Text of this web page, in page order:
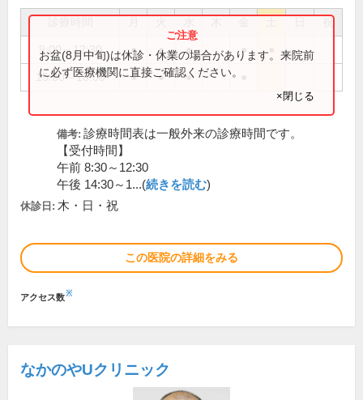
祝
9:00～12:30 ● ● ● ●
15:00～18:00 ● ● ●
お盆(8月中旬)は休診・休業の場合があります。来院前
に必ず医療機関に直接ご確認ください。
×閉じる
備考: 診療時間表は一般外来の診療時間です。
【受付時間】
午前 8:30～12:30
午後 14:30～1...(続きを読む)
休診日: 木・日・祝
この医院の詳細をみる
アクセス数※
なかのやUクリニック